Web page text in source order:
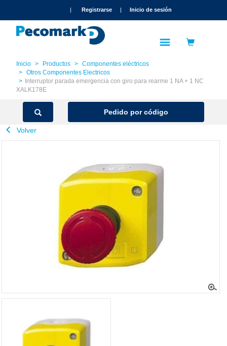
| Registrarse | Inicio de sesión
Inicio Productos
Componentes eléctricos
Otros Componentes Electricos
Interruptor parada emergencia con giro para rearme 1 NA + 1 NC
XALK178E
Pedido por código
Volver